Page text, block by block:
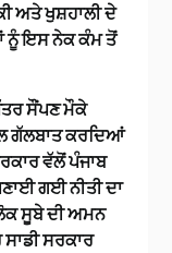
ਅਤੇ ਖੁਸ਼ਹਾਲੀ ਦੇ
ਨੂੰ ਇਸ ਨੇਕ ਕੰਮ ਤੋਂ
ਸੌਂਪਣ ਮੌਕੇ
ਗੱਲਬਾਤ ਕਰਦਿਆਂ
ਵੱਲੋਂ ਪੰਜਾਬ
ਗਈ ਨੀਤੀ ਦਾ
ਸੂਬੇ ਦੀ ਅਮਨ
ਸਰਕਾਰ